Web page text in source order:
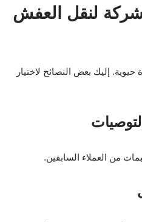
لنقل العفش
إليك بعض النصائح لاختيار
من العملاء السابقين.